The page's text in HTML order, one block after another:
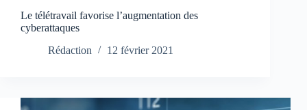
Le télétravail favorise l’augmentation des
cyberattaques
Rédaction
12 février 2021